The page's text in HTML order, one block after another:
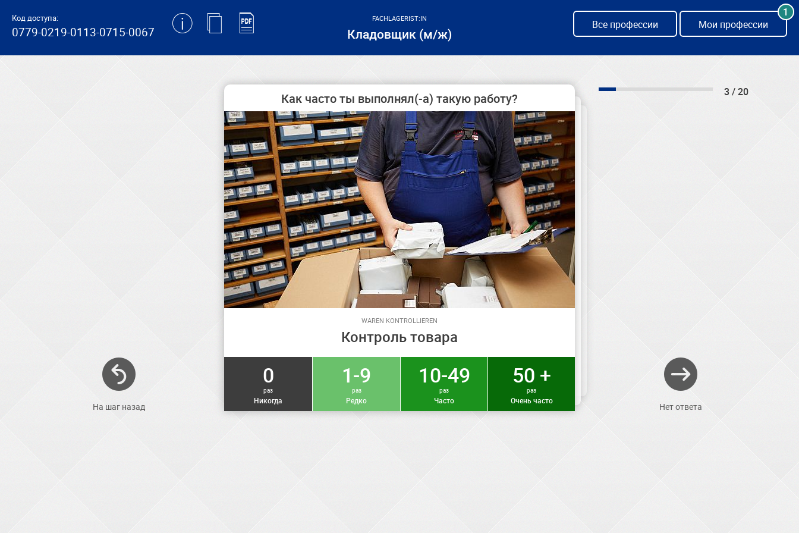
Код доступа:
0779-0219-0113-0715-0067
FACHLAGERIST:IN
Кладовщик (м/ж)
Все профессии Мои профессии
1
На шаг назад
Как часто ты выполнял(-а) такую работу?
WAREN KONTROLLIEREN
Контроль товара
0
раз
Никогда
1-9
раз
Редко
10-49
раз
Часто
50 +
раз
Очень часто
3 / 20
Нет ответа